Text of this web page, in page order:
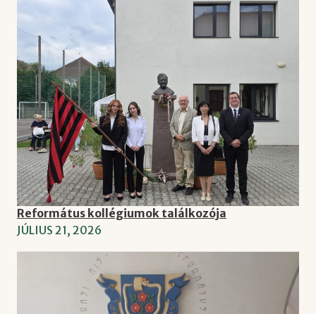
Református kollégiumok találkozója
JÚLIUS 21, 2026